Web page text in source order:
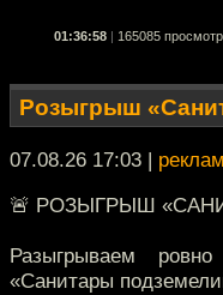
01:36:58 | 165085
Розыгрыш
07.08.26 17:03 |
🚨 РОЗЫГРЫШ
Разыгрываем
«Санитары